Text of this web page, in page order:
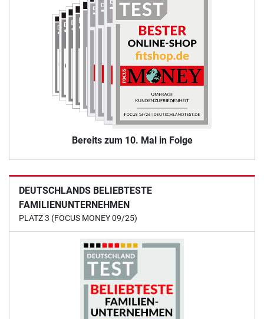
Bereits zum 10. Mal in Folge
DEUTSCHLANDS BELIEBTESTE
FAMILIENUNTERNEHMEN
PLATZ 3 (FOCUS MONEY 09/25)